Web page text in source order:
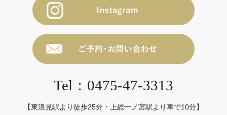
Tel：0475-47-3313
【東浪見駅より徒歩25分・上総一ノ宮駅より車で10分】